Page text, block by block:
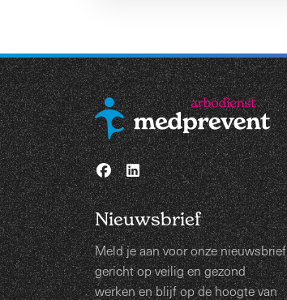
Nieuwsbrief
Meld je aan voor onze nieuwsbrief
gericht op veilig en gezond
werken en blijf op de hoogte van